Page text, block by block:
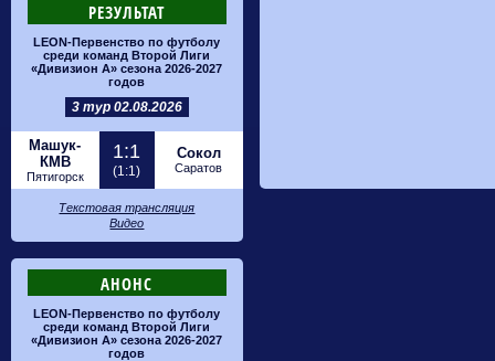
РЕЗУЛЬТАТ
LEON-Первенство по футболу
среди команд Второй Лиги
«Дивизион А» сезона 2026-2027
годов
3 тур 02.08.2026
Машук-
КМВ
Пятигорск
1:1
(1:1)
Сокол
Саратов
Текстовая трансляция
Видео
АНОНС
LEON-Первенство по футболу
среди команд Второй Лиги
«Дивизион А» сезона 2026-2027
годов